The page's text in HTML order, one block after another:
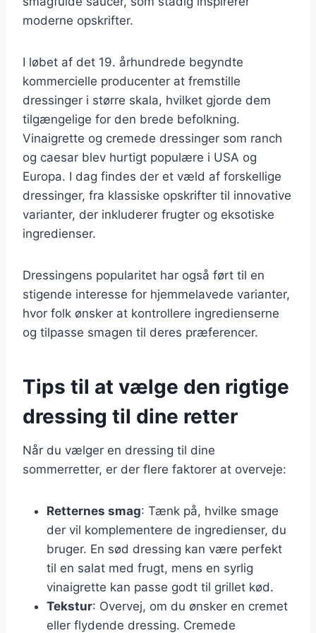
moderne opskrifter.
I løbet af det 19. århundrede begyndte
kommercielle producenter at fremstille
dressinger i større skala, hvilket gjorde dem
tilgængelige for den brede befolkning.
Vinaigrette og cremede dressinger som ranch
og caesar blev hurtigt populære i USA og
Europa. I dag findes der et væld af forskellige
dressinger, fra klassiske opskrifter til innovative
varianter, der inkluderer frugter og eksotiske
ingredienser.
Dressingens popularitet har også ført til en
stigende interesse for hjemmelavede varianter,
hvor folk ønsker at kontrollere ingredienserne
og tilpasse smagen til deres præferencer.
Tips til at vælge den rigtige
dressing til dine retter
Når du vælger en dressing til dine
sommerretter, er der flere faktorer at overveje:
Retternes smag: Tænk på, hvilke smage
der vil komplementere de ingredienser, du
bruger. En sød dressing kan være perfekt
til en salat med frugt, mens en syrlig
vinaigrette kan passe godt til grillet kød.
Tekstur: Overvej, om du ønsker en cremet
eller flydende dressing. Cremede